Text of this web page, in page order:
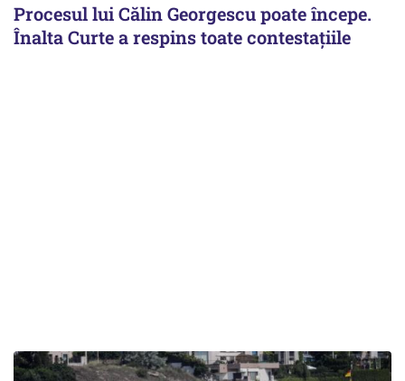
Procesul lui Călin Georgescu poate începe.
Înalta Curte a respins toate contestațiile